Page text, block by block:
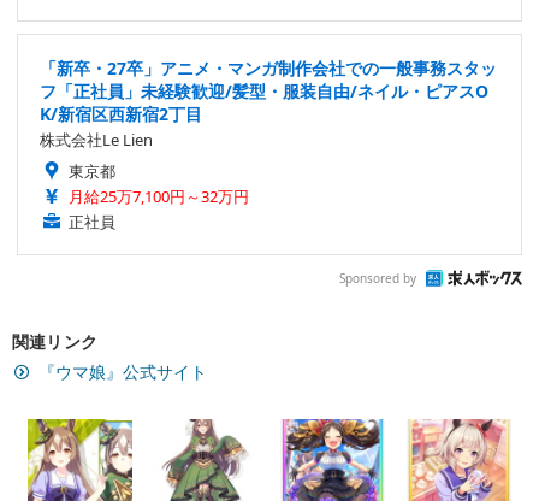
「新卒・27卒」アニメ・マンガ制作会社での一般事務スタッ
フ「正社員」未経験歓迎/髪型・服装自由/ネイル・ピアスO
K/新宿区西新宿2丁目
株式会社Le Lien
東京都
月給25万7,100円～32万円
正社員
Sponsored by
関連リンク
『ウマ娘』公式サイト